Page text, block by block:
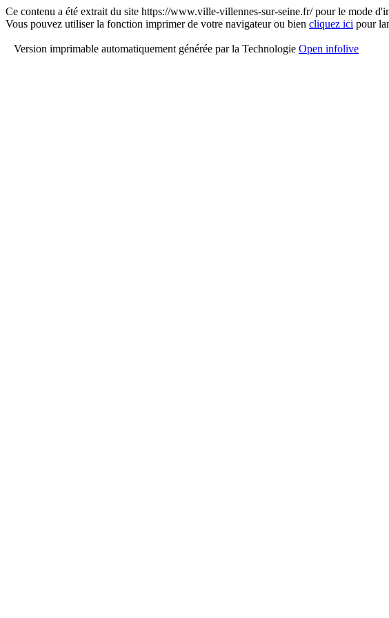
Ce contenu a été extrait du site https://www.ville-villennes-sur-seine.fr/ pour le mode
Vous pouvez utiliser la fonction imprimer de votre navigateur ou bien cliquez ici pour
Version imprimable automatiquement générée par la Technologie Open infolive